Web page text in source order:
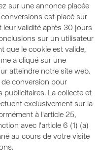
sur une annonce placée
est placé sur
leur validité après 30 jours
sur un utilisateur
que le cookie est valide,
a cliqué sur une
atteindre notre site web.
conversion pour
publicitaires. La collecte et
exclusivement sur la
à l'article 25,
avec l'article 6 (1) (a)
au cours de votre visite